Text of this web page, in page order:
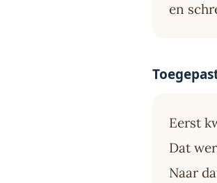
en
Eerst
Dat
Naar